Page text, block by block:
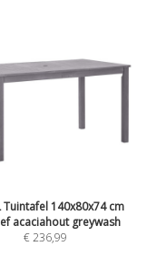
Tuintafel 140x80x74 cm
acaciahout greywash
€ 236,99